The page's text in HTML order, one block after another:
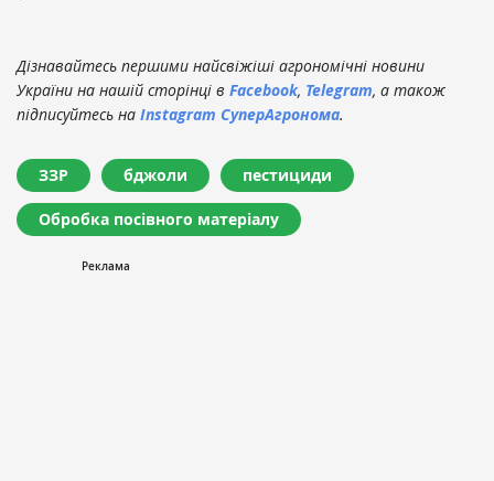
Дізнавайтесь першими найсвіжіші агрономічні новини
України на нашій сторінці в Facebook, Telegram, а також
підписуйтесь на Instagram СуперАгронома.
ЗЗР бджоли пестициди
Обробка посівного матеріалу